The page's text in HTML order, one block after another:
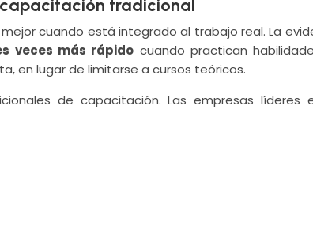
tradicional
cuando está integrado al trabajo real. La
veces más rápido cuando practican
en lugar de limitarse a cursos teóricos.
de capacitación. Las empresas líderes